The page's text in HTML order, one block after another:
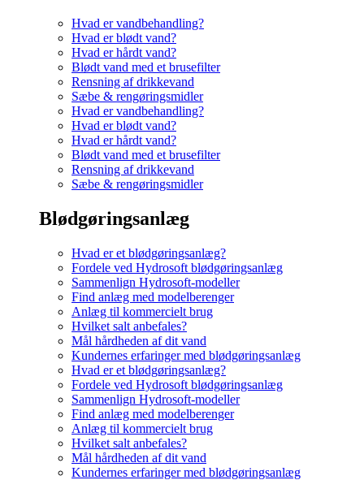
Hvad er vandbehandling?
Hvad er blødt vand?
Hvad er hårdt vand?
Blødt vand med et brusefilter
Rensning af drikkevand
Sæbe & rengøringsmidler
Hvad er vandbehandling?
Hvad er blødt vand?
Hvad er hårdt vand?
Blødt vand med et brusefilter
Rensning af drikkevand
Sæbe & rengøringsmidler
Blødgøringsanlæg
Hvad er et blødgøringsanlæg?
Fordele ved Hydrosoft blødgøringsanlæg
Sammenlign Hydrosoft-modeller
Find anlæg med modelberenger
Anlæg til kommercielt brug
Hvilket salt anbefales?
Mål hårdheden af dit vand
Kundernes erfaringer med blødgøringsanlæg
Hvad er et blødgøringsanlæg?
Fordele ved Hydrosoft blødgøringsanlæg
Sammenlign Hydrosoft-modeller
Find anlæg med modelberenger
Anlæg til kommercielt brug
Hvilket salt anbefales?
Mål hårdheden af dit vand
Kundernes erfaringer med blødgøringsanlæg